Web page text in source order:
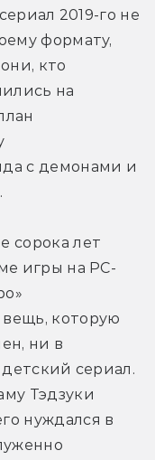
2019-го не
формату,
кто
на
с демонами и
сорока лет
игры на PC-
которую
ни в
сериал.
Тэдзуки
нуждался в